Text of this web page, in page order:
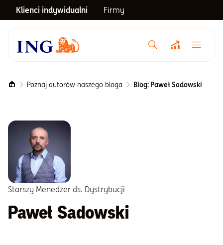
Klienci indywidualni Firmy
Menu główne
Notowania
Inwestycje
Blog
Centrum pomocy
Poznaj autorów naszego bloga Blog: Paweł Sadowski
Starszy Menedżer ds. Dystrybucji
Paweł Sadowski